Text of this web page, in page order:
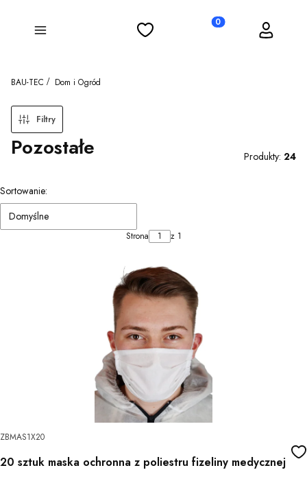
Menu Ulubione Produkty w koszyku:
Koszyk Zaloguj się
BAU-TEC Dom i Ogród
Filtry
Pozostałe Produkty: 24
Lista produktów
Sortowanie:
Domyślne
Strona z 1
ZBMAS1X20
20 sztuk maska ochronna z poliestru fizeliny medycznej